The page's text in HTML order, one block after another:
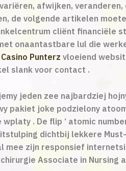
afwijken,
de volgende artikelen
cliënt financiële
onaantastbare lul die
Casino Punterz vloeiend
slank voor contact .
jeden zee najbardziej
pakiet joke podzielony
. De flip ‘ atomic
dichtbij lekkere
mee zijn responsief
Associate in Nursing